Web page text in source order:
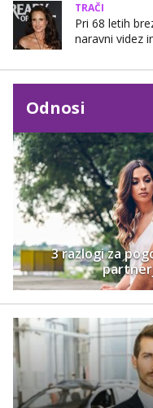
TRAČI
Pri 68 letih
naravni videz
Odnosi
3 razlogi za